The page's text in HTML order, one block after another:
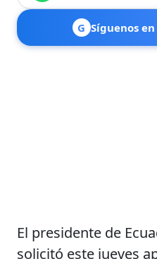
G Síguenos
El presidente de
solicitó este jueves